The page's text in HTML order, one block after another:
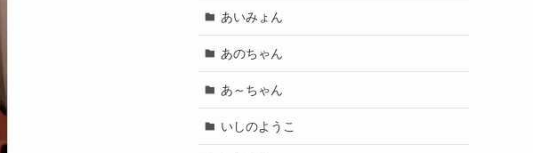
あいみょん
あのちゃん
あ～ちゃん
いしのようこ